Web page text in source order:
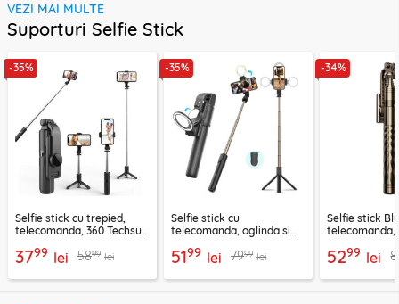
VEZI MAI MULTE
Suporturi Selfie Stick
-35%
Selfie stick cu trepied,
telecomanda, 360 Techsuit
3799 lei 5899 lei
-35%
Selfie stick cu
telecomanda, oglinda si
5199 lei 7999 lei
-34%
Selfie stick
telecomanda,
5299 lei